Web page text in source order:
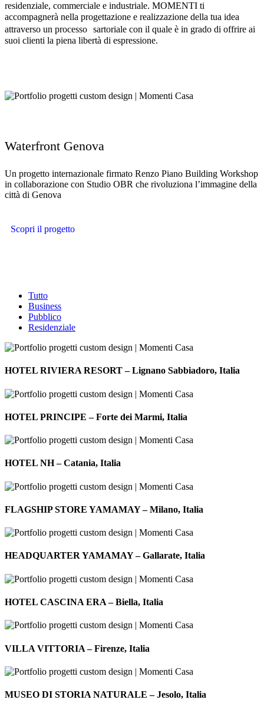
residenziale, commerciale e industriale. MOMENTI ti
accompagnerà nella progettazione e realizzazione della tua idea
attraverso un processo sartoriale con il quale è in grado di offrire ai
suoi clienti la piena libertà di espressione.
Waterfront Genova
Un progetto internazionale firmato Renzo Piano Building Workshop
in collaborazione con Studio OBR che rivoluziona l’immagine della
città di Genova
Scopri il progetto
Tutto
Business
Pubblico
Residenziale
RIVIERA
–
Lignano
Italia
HOTEL RIVIERA RESORT – Lignano Sabbiadoro, Italia
PRINCIPE
Forte
dei
Italia
HOTEL PRINCIPE – Forte dei Marmi, Italia
NH
Catania,
Italia
HOTEL NH – Catania, Italia
STORE
–
Milano,
FLAGSHIP STORE YAMAMAY – Milano, Italia
YAMAMAY
Gallarate,
Italia
HEADQUARTER YAMAMAY – Gallarate, Italia
CASCINA
–
Biella,
HOTEL CASCINA ERA – Biella, Italia
VITTORIA
Firenze,
Italia
VILLA VITTORIA – Firenze, Italia
DI
MUSEO DI STORIA NATURALE – Jesolo, Italia